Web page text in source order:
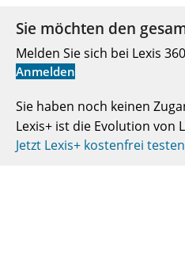
Sie möchten den
Melden Sie sich bei Lexis 360
Anmelden
Sie haben noch keinen
Lexis+ ist die Evolution von
Jetzt Lexis+ kostenfrei